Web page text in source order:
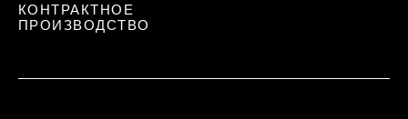
КОНТРАКТНОЕ
ПРОИЗВОДСТВО